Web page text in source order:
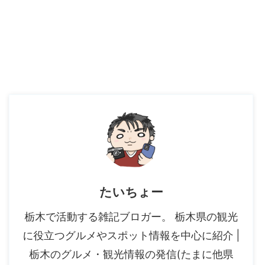
たいちょー
栃木で活動する雑記ブロガー。 栃木県の観光
に役立つグルメやスポット情報を中心に紹介 |
栃木のグルメ・観光情報の発信(たまに他県